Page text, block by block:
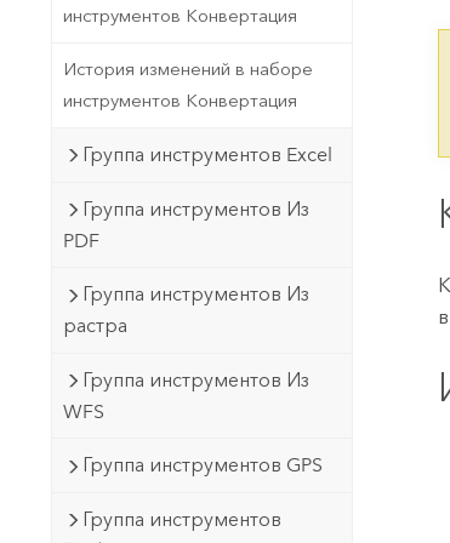
Фундаментальная система для
Технология Developer
приложений и приложений
Все продукты
Природные
Все
инструментов Конвертация
История изменений в наборе
инструментов Конвертация
Группа инструментов Excel
Группа инструментов Из
PDF
Группа инструментов Из
растра
Группа инструментов Из
WFS
Группа инструментов GPS
Группа инструментов